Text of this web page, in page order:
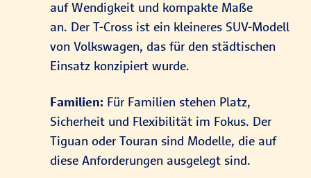
auf Wendigkeit und kompakte Maße
an. Der T-Cross ist ein kleineres SUV-Modell
von Volkswagen, das für den städtischen
Einsatz konzipiert wurde.
Familien: Für Familien stehen Platz,
Sicherheit und Flexibilität im Fokus. Der
Tiguan oder Touran sind Modelle, die auf
diese Anforderungen ausgelegt sind.